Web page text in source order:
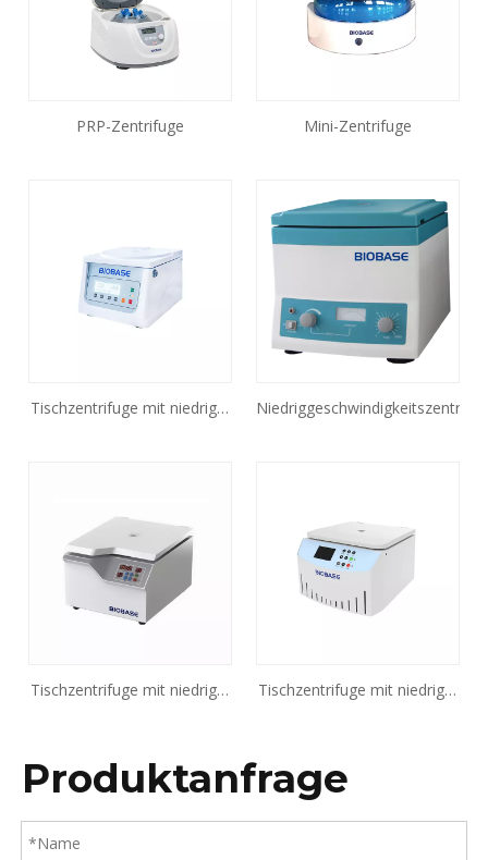
PRP-Zentrifuge Mini-Zentrifuge
Tischzentrifuge mit niedriger
Tischzentrifuge mit niedriger
Tischzentrifuge mit niedriger
Produktanfrage